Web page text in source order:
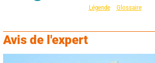
Légende
Glossaire
Avis de l'expert